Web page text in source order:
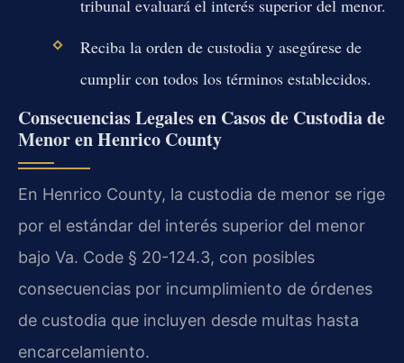
tribunal evaluará el interés superior del menor.
Reciba la orden de custodia y asegúrese de
cumplir con todos los términos establecidos.
Consecuencias Legales en Casos de Custodia de
Menor en Henrico County
En Henrico County, la custodia de menor se rige
por el estándar del interés superior del menor
bajo Va. Code § 20-124.3, con posibles
consecuencias por incumplimiento de órdenes
de custodia que incluyen desde multas hasta
encarcelamiento.